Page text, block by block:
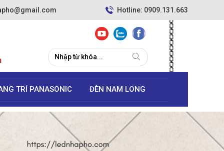
Hotline: 0909.131.663
TRÍ PANASONIC ĐÈN NAM LONG